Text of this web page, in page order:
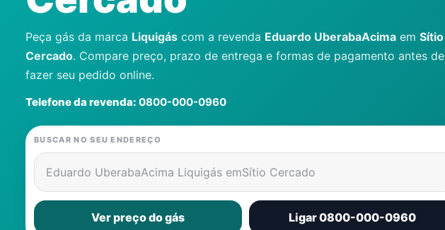
Peça gás da marca Liquigás com a revenda Eduardo UberabaAcima em Sítio
Cercado. Compare preço, prazo de entrega e formas de pagamento antes de
fazer seu pedido online.
Telefone da revenda: 0800-000-0960
BUSCAR NO SEU ENDEREÇO
Eduardo UberabaAcima Liquigás emSítio Cercado
Ver preço do gás Ligar 0800-000-0960